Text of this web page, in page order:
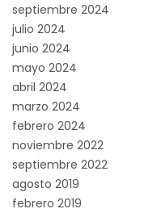
septiembre 2024
julio 2024
junio 2024
mayo 2024
abril 2024
marzo 2024
febrero 2024
noviembre 2022
septiembre 2022
agosto 2019
febrero 2019